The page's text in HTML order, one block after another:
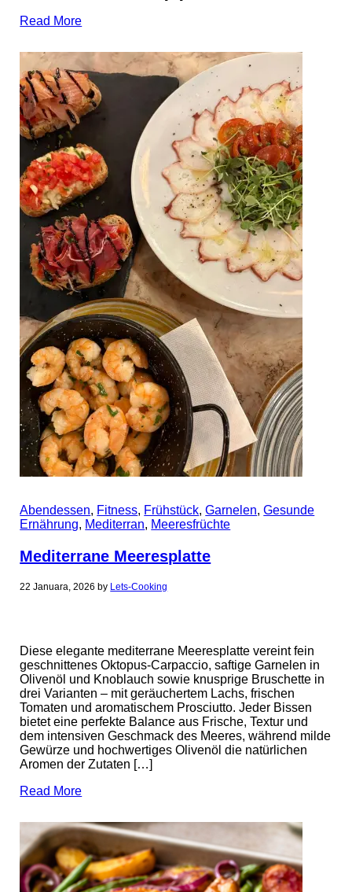
Read More
Abendessen, Fitness, Frühstück,Garnelen,Gesunde
Ernährung, Mediterran, Meeresfrüchte
Mediterrane Meeresplatte
22 Januara, 2026 by Lets-Cooking
Diese elegante mediterrane Meeresplatte vereint fein
geschnittenes Oktopus-Carpaccio, saftige Garnelen in
Olivenöl und Knoblauch sowie knusprige Bruschette in
drei Varianten – mit geräuchertem Lachs, frischen
Tomaten und aromatischem Prosciutto. Jeder Bissen
bietet eine perfekte Balance aus Frische, Textur und
dem intensiven Geschmack des Meeres, während milde
Gewürze und hochwertiges Olivenöl die natürlichen
Aromen der Zutaten […]
Read More